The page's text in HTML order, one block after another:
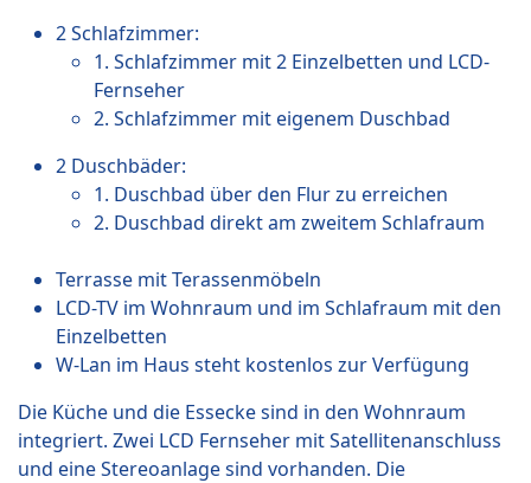
2 Schlafzimmer:
1. Schlafzimmer mit 2 Einzelbetten und LCD-
Fernseher
2. Schlafzimmer mit eigenem Duschbad
2 Duschbäder:
1. Duschbad über den Flur zu erreichen
2. Duschbad direkt am zweitem Schlafraum
Terrasse mit Terassenmöbeln
LCD-TV im Wohnraum und im Schlafraum mit den
Einzelbetten
W-Lan im Haus steht kostenlos zur Verfügung
Die Küche und die Essecke sind in den Wohnraum
integriert. Zwei LCD Fernseher mit Satellitenanschluss
und eine Stereoanlage sind vorhanden. Die